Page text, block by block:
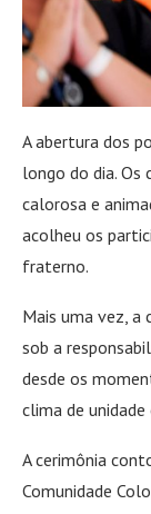
A abertura dos
longo do dia. Os
calorosa e
acolheu os
fraterno.
Mais uma vez, a
sob a
desde os
clima de unidade
A cerimônia
Comunidade